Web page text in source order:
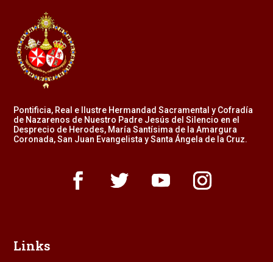
Pontificia, Real e Ilustre Hermandad Sacramental y Cofradía
de Nazarenos de Nuestro Padre Jesús del Silencio en el
Desprecio de Herodes, María Santísima de la Amargura
Coronada, San Juan Evangelista y Santa Ángela de la Cruz.
Links